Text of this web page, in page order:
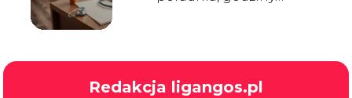
Redakcja ligangos.pl